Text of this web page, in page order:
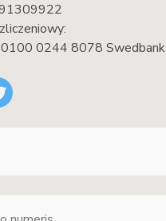
0244 8078 Swedbank